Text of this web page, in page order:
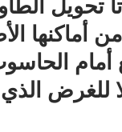
تحويل
أماكنها
أمام
للغرض